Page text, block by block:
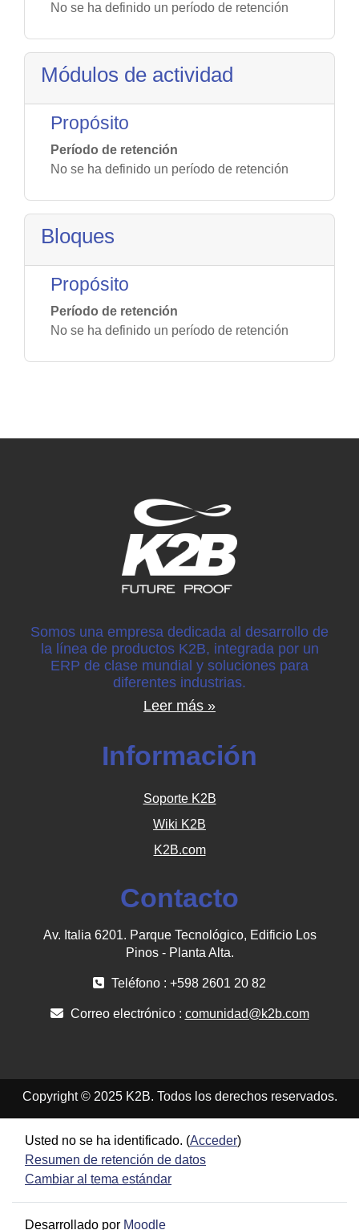
No se ha definido un período de retención
Módulos de actividad
Propósito
Período de retención
No se ha definido un período de retención
Bloques
Propósito
Período de retención
No se ha definido un período de retención
Somos una empresa dedicada al desarrollo de
la línea de productos K2B, integrada por un
ERP de clase mundial y soluciones para
diferentes industrias.
Leer más »
Información
Soporte K2B
Wiki K2B
K2B.com
Contacto
Av. Italia 6201. Parque Tecnológico, Edificio Los
Pinos - Planta Alta.
Teléfono : +598 2601 20 82
Correo electrónico : comunidad@k2b.com
Copyright © 2025 K2B. Todos los derechos reservados.
Usted no se ha identificado. (Acceder)
Resumen de retención de datos
Cambiar al tema estándar
Desarrollado por Moodle